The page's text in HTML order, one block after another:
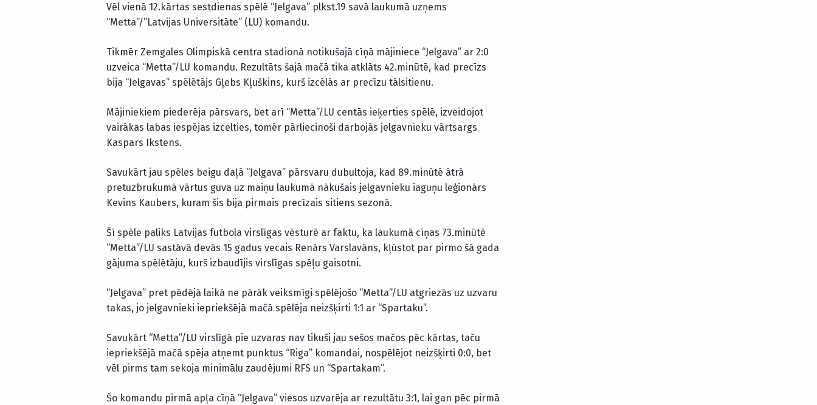
Vēl vienā 12.kārtas sestdienas spēlē “Jelgava” plkst.19 savā laukumā uzņems
“Metta”/”Latvijas Universitāte” (LU) komandu.
Tikmēr Zemgales Olimpiskā centra stadionā notikušajā cīņā mājiniece “Jelgava” ar 2:0
uzveica “Metta”/LU komandu. Rezultāts šajā mačā tika atklāts 42.minūtē, kad precīzs
bija “Jelgavas” spēlētājs Gļebs Kļuškins, kurš izcēlās ar precīzu tālsitienu.
Mājiniekiem piederēja pārsvars, bet arī “Metta”/LU centās ieķerties spēlē, izveidojot
vairākas labas iespējas izcelties, tomēr pārliecinoši darbojās jelgavnieku vārtsargs
Kaspars Ikstens.
Savukārt jau spēles beigu daļā “Jelgava” pārsvaru dubultoja, kad 89.minūtē ātrā
pretuzbrukumā vārtus guva uz maiņu laukumā nākušais jelgavnieku iaguņu leģionārs
Kevins Kaubers, kuram šis bija pirmais precīzais sitiens sezonā.
Šī spēle paliks Latvijas futbola virslīgas vēsturē ar faktu, ka laukumā cīņas 73.minūtē
“Metta”/LU sastāvā devās 15 gadus vecais Renārs Varslavāns, kļūstot par pirmo šā gada
gājuma spēlētāju, kurš izbaudījis virslīgas spēļu gaisotni.
“Jelgava” pret pēdējā laikā ne pārāk veiksmīgi spēlējošo “Metta”/LU atgriezās uz uzvaru
takas, jo jelgavnieki iepriekšējā mačā spēlēja neizšķirti 1:1 ar “Spartaku”.
Savukārt “Metta”/LU virslīgā pie uzvaras nav tikuši jau sešos mačos pēc kārtas, taču
iepriekšējā mačā spēja atņemt punktus “Riga” komandai, nospēlējot neizšķirti 0:0, bet
vēl pirms tam sekoja minimālu zaudējumi RFS un “Spartakam”.
Šo komandu pirmā apļa cīņā “Jelgava” viesos uzvarēja ar rezultātu 3:1, lai gan pēc pirmā